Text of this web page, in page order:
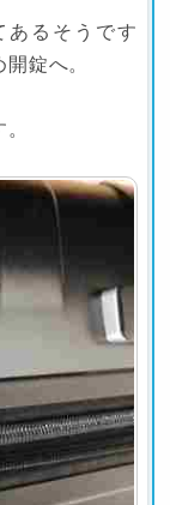
るそうです
錠へ。